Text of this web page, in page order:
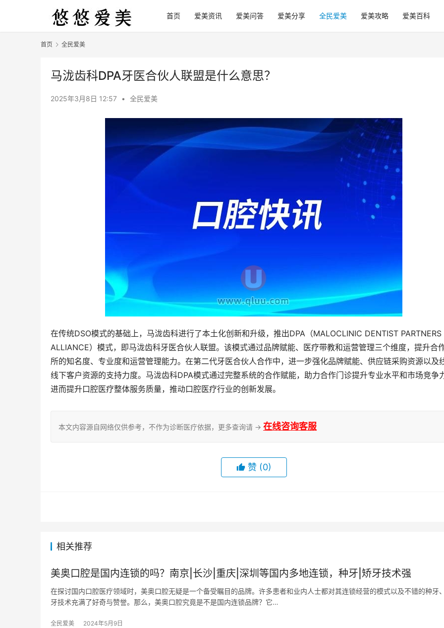
首页 爱美资讯 爱美问答 爱美分享 全民爱美 爱美攻略 爱美百科
首页 全民爱美
马泷齿科DPA牙医合伙人联盟是什么意思？
2025年3月8日 12:57 • 全民爱美
在传统DSO模式的基础上，马泷齿科进行了本土化创新和升级，推出DPA（MALOCLINIC DENTIST PARTNERS
ALLIANCE）模式，即马泷齿科牙医合伙人联盟。该模式通过品牌赋能、医疗带教和运营管理三个维度，提升合
所的知名度、专业度和运营管理能力。在第二代牙医合伙人合作中，进一步强化品牌赋能、供应链采购资源以及
线下客户资源的支持力度。马泷齿科DPA模式通过完整系统的合作赋能，助力合作门诊提升专业水平和市场竞争
进而提升口腔医疗整体服务质量，推动口腔医疗行业的创新发展。
本文内容源自网络仅供参考，不作为诊断医疗依据，更多查询请 → 在线咨询客服
赞 (0)
相关推荐
美奥口腔是国内连锁的吗？南京|长沙|重庆|深圳等国内多地连锁，种牙|矫牙技术强
在探讨国内口腔医疗领域时，美奥口腔无疑是一个备受瞩目的品牌。许多患者和业内人士都对其连锁经营的模式以及不错的种牙
牙技术充满了好奇与赞誉。那么，美奥口腔究竟是不是国内连锁品牌？它…
全民爱美 2024年5月9日